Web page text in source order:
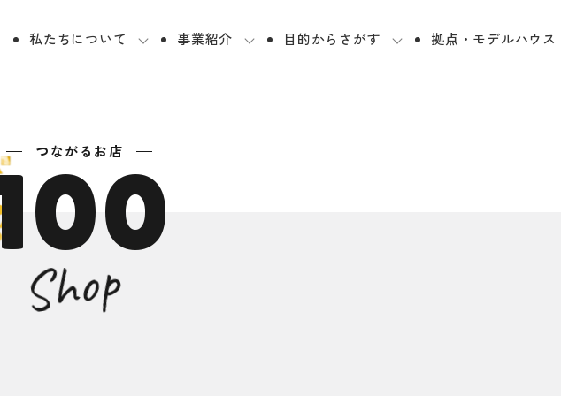
私たちについて 事業紹介 目的からさがす 拠点・モデルハウス
つながるお店
Shop